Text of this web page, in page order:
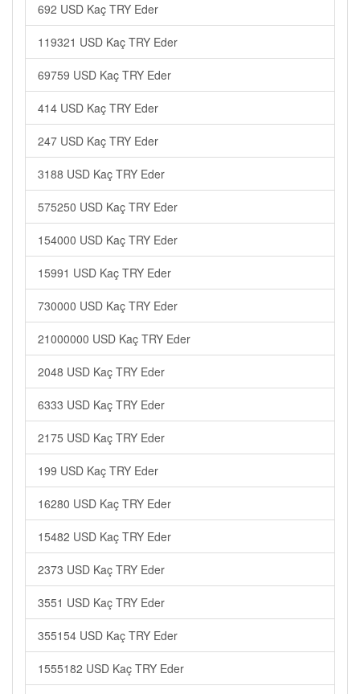
692 USD Kaç TRY Eder
119321 USD Kaç TRY Eder
69759 USD Kaç TRY Eder
414 USD Kaç TRY Eder
247 USD Kaç TRY Eder
3188 USD Kaç TRY Eder
575250 USD Kaç TRY Eder
154000 USD Kaç TRY Eder
15991 USD Kaç TRY Eder
730000 USD Kaç TRY Eder
21000000 USD Kaç TRY Eder
2048 USD Kaç TRY Eder
6333 USD Kaç TRY Eder
2175 USD Kaç TRY Eder
199 USD Kaç TRY Eder
16280 USD Kaç TRY Eder
15482 USD Kaç TRY Eder
2373 USD Kaç TRY Eder
3551 USD Kaç TRY Eder
355154 USD Kaç TRY Eder
1555182 USD Kaç TRY Eder